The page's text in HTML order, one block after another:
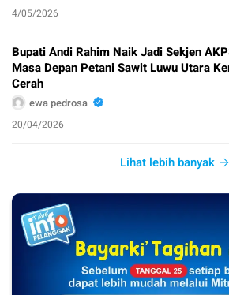
4/05/2026
Bupati Andi Rahim Naik Jadi Sekjen
Masa Depan Petani Sawit Luwu Utara
Cerah
ewa pedrosa
20/04/2026
Lihat lebih banyak